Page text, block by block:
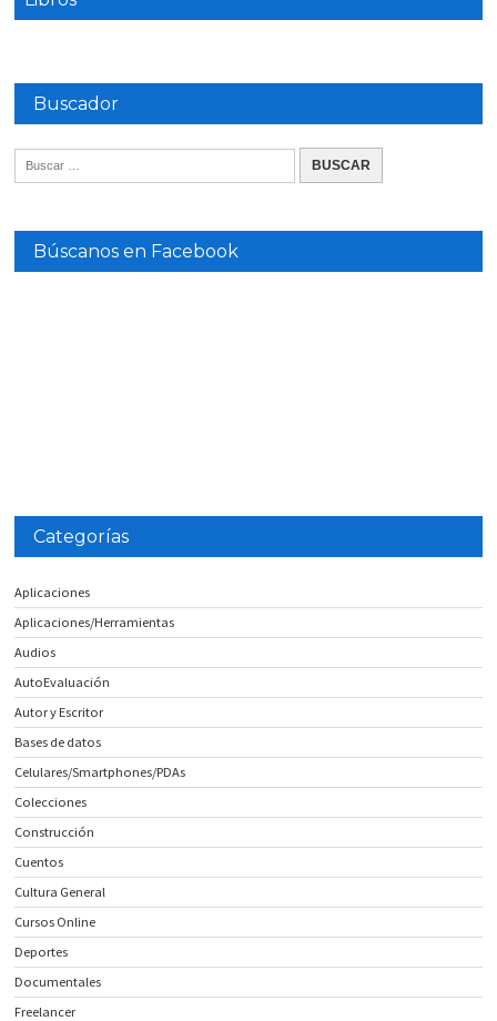
Buscador
Búscanos en Facebook
Categorías
Aplicaciones
Aplicaciones/Herramientas
Audios
AutoEvaluación
Autor y Escritor
Bases de datos
Celulares/Smartphones/PDAs
Colecciones
Construcción
Cuentos
Cultura General
Cursos Online
Deportes
Documentales
Freelancer